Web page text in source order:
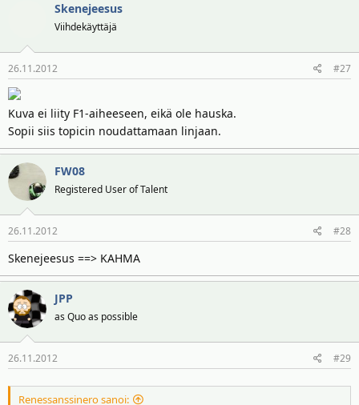
Skenejeesus
Viihdekäyttäjä
26.11.2012 #27
Kuva ei liity F1-aiheeseen, eikä ole hauska.
Sopii siis topicin noudattamaan linjaan.
FW08
Registered User of Talent
26.11.2012 #28
Skenejeesus ==> KAHMA
JPP
as Quo as possible
26.11.2012 #29
Renessanssinero sanoi: